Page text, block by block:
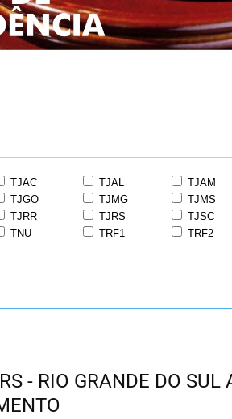
TJAC TJAL TJAM
TJGO TJMG TJMS
TJRR TJRS TJSC
TNU TRF1 TRF2
- RIO GRANDE DO SUL